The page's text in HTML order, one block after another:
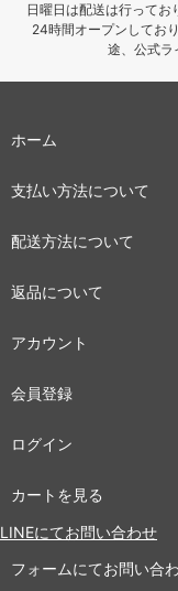
日曜日は配送は行ってお
24時間オープンしてお
途、公式ラ
ホーム
支払い方法について
配送方法について
返品について
アカウント
会員登録
ログイン
カートを見る
LINEにてお問い合わせ
フォームにてお問い合